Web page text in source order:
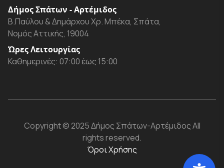
Δήμος Σπάτων - Αρτέμιδος
Β.Παύλου & Δημάρχου Χρ. Μπέκα, Σπάτα,
Νομός Αττικής, 19004
Ώρες Λειτουργίας
Καθημερινές: 07:00 έως 15:00
Copyright© 2025 Δήμος Σπάτων-ΑρτέμιδοςAll
rights reserved.
Όροι Χρήσης